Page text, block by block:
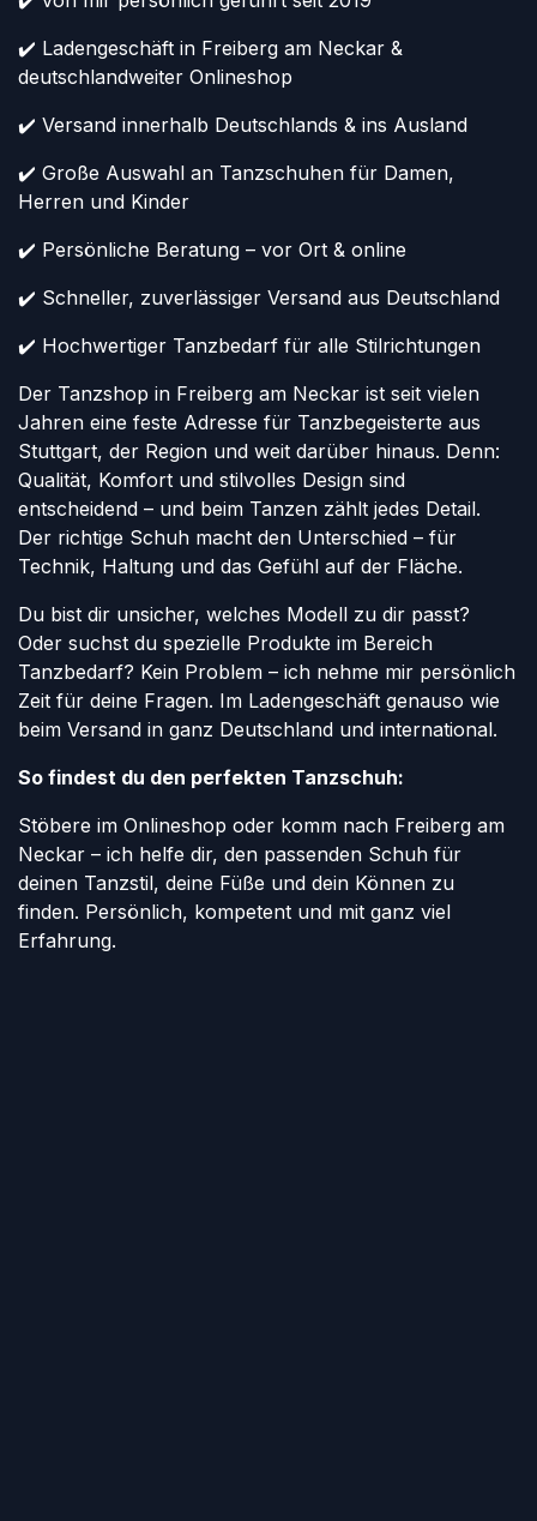
✔️ Ladengeschäft in Freiberg am Neckar &
deutschlandweiter Onlineshop
✔️ Versand innerhalb Deutschlands & ins Ausland
✔️ Große Auswahl an Tanzschuhen für Damen,
Herren und Kinder
✔️ Persönliche Beratung – vor Ort & online
✔️ Schneller, zuverlässiger Versand aus Deutschland
✔️ Hochwertiger Tanzbedarf für alle Stilrichtungen
Der Tanzshop in Freiberg am Neckar ist seit vielen
Jahren eine feste Adresse für Tanzbegeisterte aus
Stuttgart, der Region und weit darüber hinaus. Denn:
Qualität, Komfort und stilvolles Design sind
entscheidend – und beim Tanzen zählt jedes Detail.
Der richtige Schuh macht den Unterschied – für
Technik, Haltung und das Gefühl auf der Fläche.
Du bist dir unsicher, welches Modell zu dir passt?
Oder suchst du spezielle Produkte im Bereich
Tanzbedarf? Kein Problem – ich nehme mir persönlich
Zeit für deine Fragen. Im Ladengeschäft genauso wie
beim Versand in ganz Deutschland und international.
So findest du den perfekten Tanzschuh:
Stöbere im Onlineshop oder komm nach Freiberg am
Neckar – ich helfe dir, den passenden Schuh für
deinen Tanzstil, deine Füße und dein Können zu
finden. Persönlich, kompetent und mit ganz viel
Erfahrung.